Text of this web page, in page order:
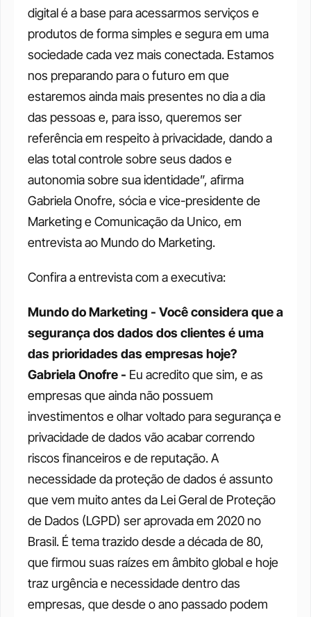
digital é a base para acessarmos serviços e
produtos de forma simples e segura em uma
sociedade cada vez mais conectada. Estamos
nos preparando para o futuro em que
estaremos ainda mais presentes no dia a dia
das pessoas e, para isso, queremos ser
referência em respeito à privacidade, dando a
elas total controle sobre seus dados e
autonomia sobre sua identidade”, afirma
Gabriela Onofre, sócia e vice-presidente de
Marketing e Comunicação da Unico, em
entrevista ao Mundo do Marketing.
Confira a entrevista com a executiva:
Mundo do Marketing - Você considera que a
segurança dos dados dos clientes é uma
das prioridades das empresas hoje?
Gabriela Onofre - Eu acredito que sim, e as
empresas que ainda não possuem
investimentos e olhar voltado para segurança e
privacidade de dados vão acabar correndo
riscos financeiros e de reputação. A
necessidade da proteção de dados é assunto
que vem muito antes da Lei Geral de Proteção
de Dados (LGPD) ser aprovada em 2020 no
Brasil. É tema trazido desde a década de 80,
que firmou suas raízes em âmbito global e hoje
traz urgência e necessidade dentro das
empresas, que desde o ano passado podem